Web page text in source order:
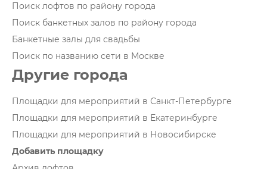
Поиск лофтов по району города
Поиск банкетных залов по району города
Банкетные залы для свадьбы
Поиск по названию сети в Москве
Другие города
Площадки для мероприятий в Санкт-Петербурге
Площадки для мероприятий в Екатеринбурге
Площадки для мероприятий в Новосибирске
Добавить площадку